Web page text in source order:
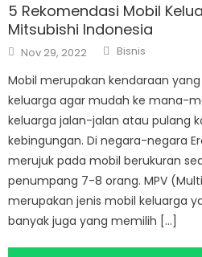
5 Rekomendasi Mobil
Mitsubishi Indonesia
Posted
on
Nov 29, 2022 Author
Bisnis
Mobil merupakan kendaraan
keluarga agar mudah ke mana-
keluarga jalan-jalan atau pulang
kebingungan. Di negara-negara
merujuk pada mobil berukuran
penumpang 7-8 orang. MPV
merupakan jenis mobil keluarga
banyak juga yang memilih […]